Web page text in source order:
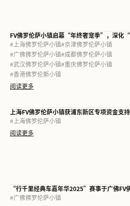
# 上海佛罗伦萨小镇#京津佛罗伦萨小镇
#广佛佛罗伦萨小镇#成都佛罗伦萨小镇
#武汉佛罗伦萨小镇#重庆佛罗伦萨小镇
#香港佛罗伦斯小镇
阅读更多
# 上海佛罗伦萨小镇
阅读更多
#广佛佛罗伦萨小镇